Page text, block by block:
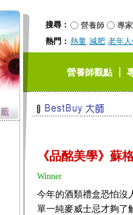
搜尋： 營養師
專家
熱門： 熱量 減肥 老年
營養師觀點｜
《品酩美學》蘇
Winner
今年的酒類禮盒恐怕沒
單一純麥威士忌才夠了